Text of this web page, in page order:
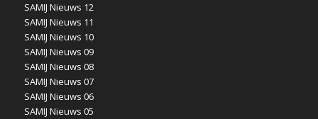
SAMIJ Nieuws 12
SAMIJ Nieuws 11
SAMIJ Nieuws 10
SAMIJ Nieuws 09
SAMIJ Nieuws 08
SAMIJ Nieuws 07
SAMIJ Nieuws 06
SAMIJ Nieuws 05